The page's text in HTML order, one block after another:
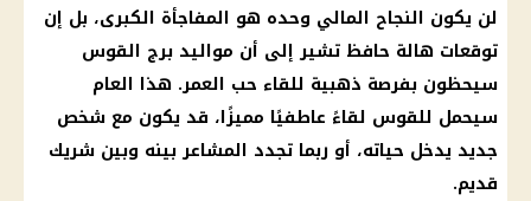
لن يكون النجاح المالي وحده هو المفاجأة الكبرى، بل إن
توقعات هالة حافظ تشير إلى أن مواليد برج القوس
سيحظون بفرصة ذهبية للقاء حب العمر. هذا العام
سيحمل للقوس لقاءً عاطفيًا مميزًا، قد يكون مع شخص
جديد يدخل حياته، أو ربما تجدد المشاعر بينه وبين شريك
قديم.